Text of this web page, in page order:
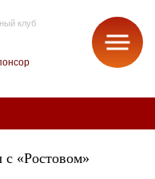
клуб
с «Ростовом»